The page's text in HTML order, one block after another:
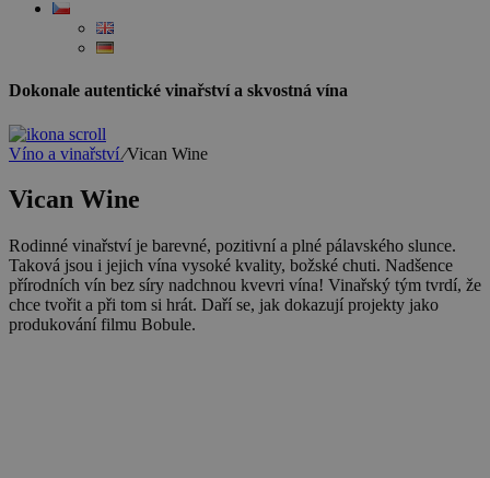
Dokonale autentické vinařství a skvostná vína
Víno a vinařství⁄Vican Wine
Vican Wine
Rodinné vinařství je barevné, pozitivní a plné pálavského slunce.
Taková jsou i jejich vína vysoké kvality, božské chuti. Nadšence
přírodních vín bez síry nadchnou kvevri vína! Vinařský tým tvrdí, že
chce tvořit a při tom si hrát. Daří se, jak dokazují projekty jako
produkování filmu Bobule.